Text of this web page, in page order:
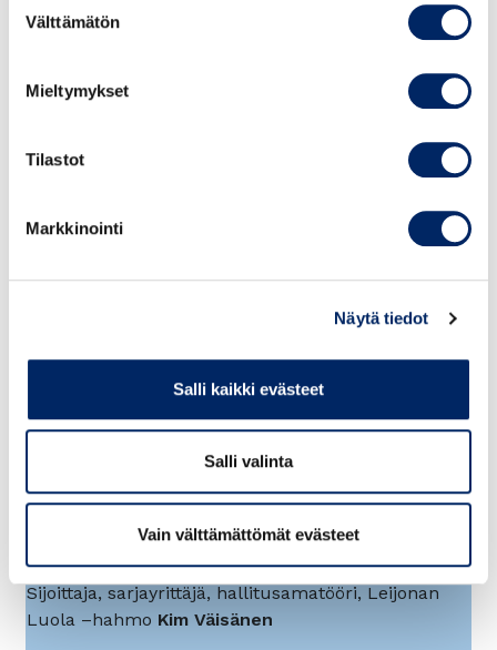
valinta
Välttämätön
Mieltymykset
Tilastot
Markkinointi
Näytä tiedot
Salli kaikki evästeet
Salli valinta
Vain välttämättömät evästeet
PartnerJonathan Teir
muutostilanteessa
Keskuskauppakamari, Alvar Aallon
katu 5, Helsinki
kasvun hallinta
kaupan rakenteista, kauppasopimuksen
tärkeitä osa-alueita talouden näkökulmasta
yrityksen arvonmäärityksen perusteet
Puhumassa mm.:
Talousjohtamisen asiantuntijaKaisa Kokkonen,
TilintarkastajaKirsi Aromäki, KPMG
Sijoittaja, sarjayrittäjä, hallitusamatööri, Leijonan
Luola –hahmo Kim Väisänen